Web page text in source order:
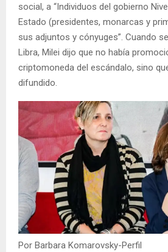
social, a “Individuos del gobierno
Estado (presidentes, monarcas y
sus adjuntos y cónyuges”. Cuando
Libra, Milei dijo que no había
criptomoneda del escándalo, sino
difundido.
Por Barbara Komarovsky-Perfil